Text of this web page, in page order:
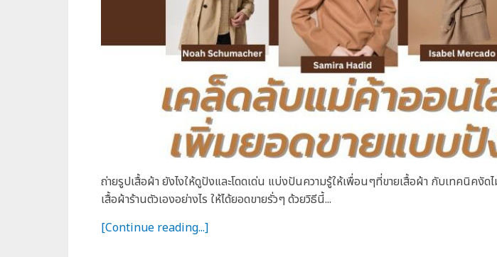
ถ่ายรูปเสื้อผ้า ยังไงให้ดูปังและโดดเด่น แบ่งปันความรู้ให้เพื่อนๆที่ขายเสื้อผ้า กับเทคนิคงัดไ
เสื้อผ้าร้านตัวเองอย่างไร ให้ได้ยอดขายรั่วๆ ด้วยวิธีนี้...
[Continue reading...]